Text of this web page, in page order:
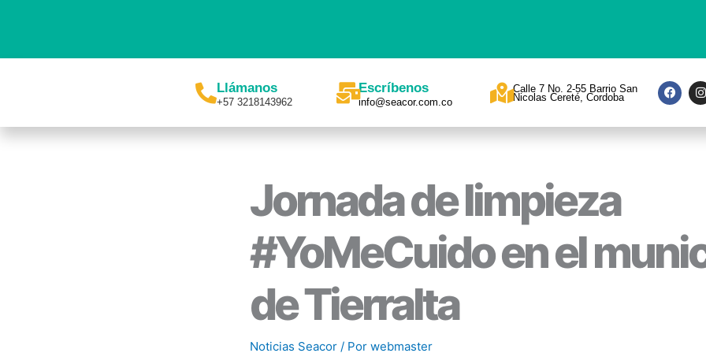
Llámanos
+57 3218143962
Escríbenos
info@seacor.com.co
Calle 7 No. 2-55 Barrio San
Nicolas Cereté, Cordoba
F
a
c
I
n
s
Jornada de limpieza
#YoMeCuido en el
de Tierralta
Noticias Seacor / Por webmaster